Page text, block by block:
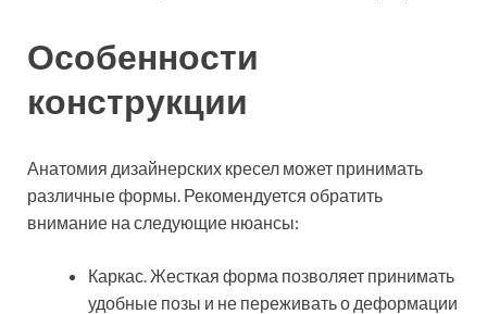
Особенности
конструкции
Анатомия дизайнерских кресел может принимать
различные формы. Рекомендуется обратить
внимание на следующие нюансы:
Каркас. Жесткая форма позволяет принимать
удобные позы и не переживать о деформации